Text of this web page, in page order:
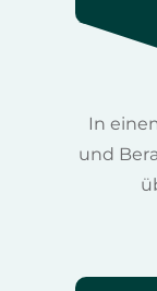
In
und